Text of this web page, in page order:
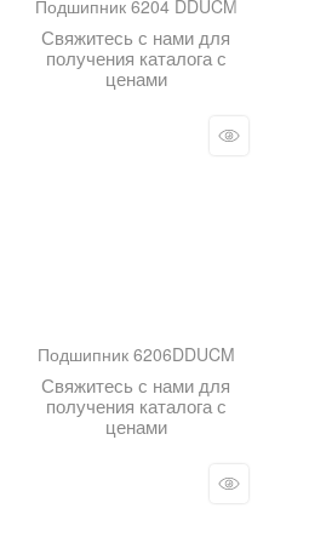
Подшипник 6204 DDUCM
Свяжитесь с нами для
получения каталога с
ценами
Подшипник 6206DDUCM
Свяжитесь с нами для
получения каталога с
ценами